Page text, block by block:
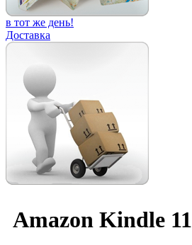
в тот же день!
Доставка
Amazon Kindle